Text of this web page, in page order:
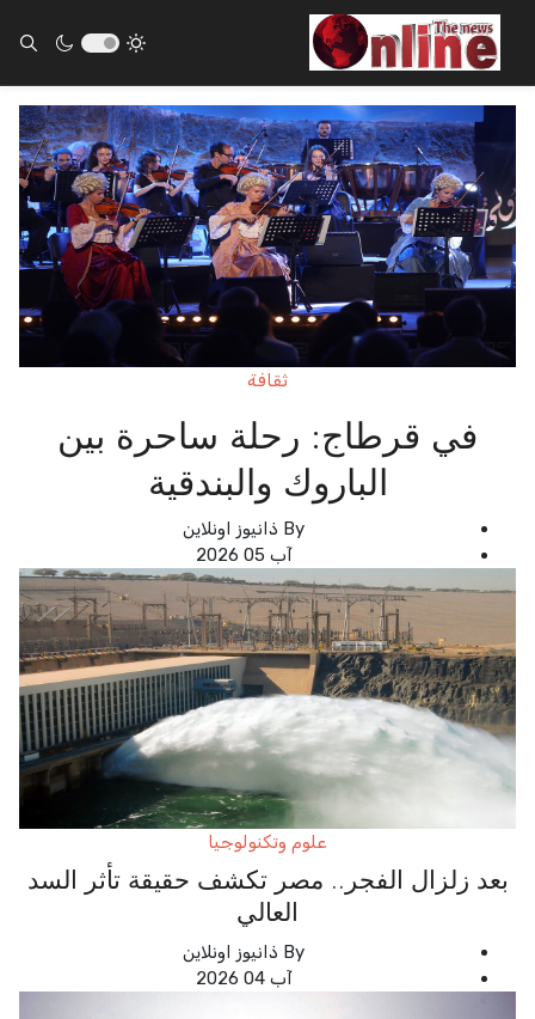
ثقافة
في قرطاج: رحلة ساحرة بين
الباروك والبندقية
By ذانيوز اونلاين
آب 05 2026
علوم وتكنولوجيا
بعد زلزال الفجر.. مصر تكشف حقيقة تأثر السد
العالي
By ذانيوز اونلاين
آب 04 2026